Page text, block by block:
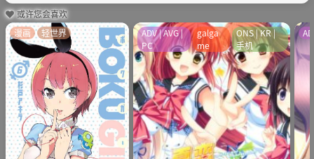
或许您会喜欢
漫画 轻世界
ADV | AVG |
PC
galga
me
ONS | KR |
手机